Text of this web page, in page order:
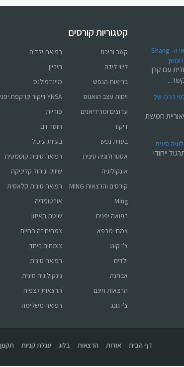
טראומה ופוריות בראי ה- Shang
עם קרן
דרכו של
חמשת
סינית
ייחודי
קטגוריות קורסים
קשב וריכוז
רפואת ילדים
ליווי לידה
היריון
בריאות הנפש
מיינדפולנס
ויסות עצב הואגוס
YNSA דיקור קרקפת יפני
ערוצים ומרידיאנים
פוריות
דיקור
חוסר דם
בעוית נפש
בעיות עיכול
אסטרולוגיה סינית
רפואה סינית קוסמטית
אונקולוגיה
שיווק וניהול קליניקה
קורסים והרצאות MING
רפואה סינית קלאסית
Ming
אורטופדיה
רפואה יפנית
שיטת האיזון
צמחי מרפא
צמחים זה החיים
צ'י קונג
צומחים ביחד
ילדים
רפואה סינית
אבחנה
גינקולוגיה סינית
הרצאות חינם
הרצאות לצפיה
צ'י גונג
רפואה משלימה
דף הבית אודות הרצאות בלוג עגלת קניות תקנון